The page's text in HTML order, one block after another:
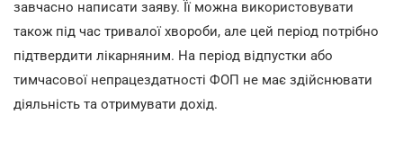
завчасно написати заяву. Її можна використовувати
також під час тривалої хвороби, але цей період потрібно
підтвердити лікарняним. На період відпустки або
тимчасової непрацездатності ФОП не має здійснювати
діяльність та отримувати дохід.